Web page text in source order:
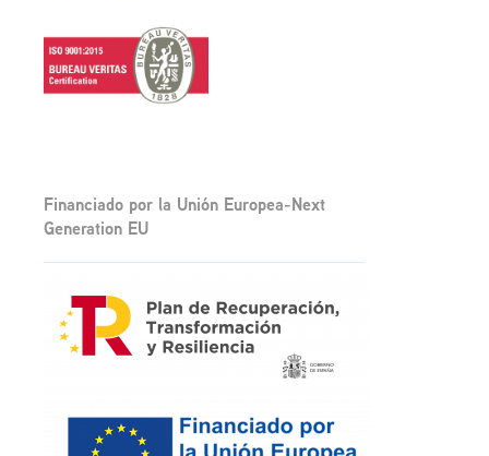
Financiado por la Unión Europea-Next
Generation EU